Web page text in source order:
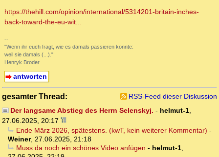
https://thehill.com/opinion/international/5314201-britain-inches-
back-toward-the-eu-wit...
--
"Wenn ihr euch fragt, wie es damals passieren konnte:
weil sie damals (...)."
Henryk Broder
antworten
gesamter Thread:
RSS-Feed dieser Diskussion
Der langsame Abstieg des Herrn Selenskyj. - helmut-1,
27.06.2025, 20:17
Ende März 2026, spätestens. (kwT, kein weiterer Kommentar) -
Weiner, 27.06.2025, 21:18
Muss da noch ein schönes Video anfügen - helmut-1,